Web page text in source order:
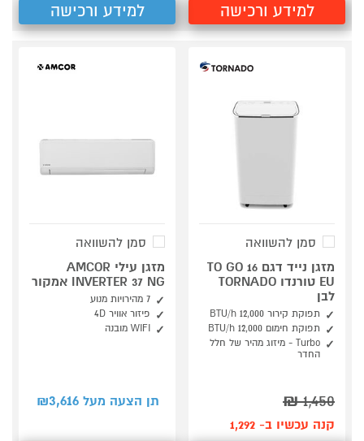
למידע ורכישה למידע ורכישה
סמן להשוואה
מזגן נייד דגם TO GO 16
EU טורנדו TORNADO
לבן
תפוקת קירור 12,000 BTU/h
תפוקת חימום 12,000 BTU/h
Turbo - מיזוג מהיר של חלל
החדר
1,450
₪
קנה עכשיו ב- 1,292
סמן להשוואה
מזגן עילי AMCOR
INVERTER 37 NG אמקור
7 מהירויות מנוע
פיזור אוויר 4D
WIFI מובנה
תן הצעה מעל ₪ 3,616